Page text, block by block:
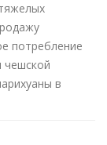
потребление
чешской
в